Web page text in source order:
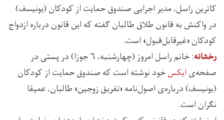
کاترین راسل، مدیر اجرایی صندوق حمایت از کودکان (یونیسف)
در واکنش به قانون طلاق طالبان گفته که این قانون درباره ازدواج
کودکان «غیرقابل‌قبول» است.
رخشانه
: خانم راسل امروز (چهارشنبه، ۶ جوزا) در پستی در
صفحه‌یایکسخود نوشته است که صندوق حمایت از کودکان
(یونیسف) درباره‌ی اصول‌نامه «تفریق زوجین» طالبان، عمیقا
نگران است.